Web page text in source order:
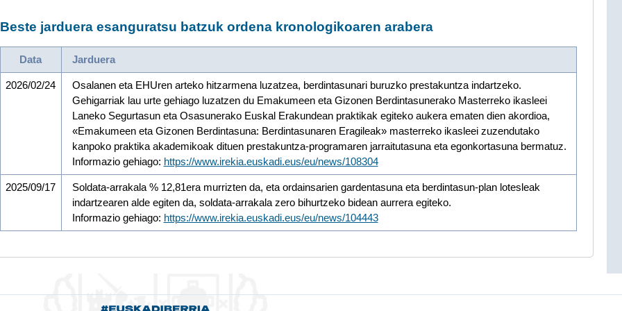
Beste jarduera esanguratsu batzuk ordena kronologikoaren arabera
Data Jarduera
2026/02/24
Osalanen eta EHUren arteko hitzarmena luzatzea, berdintasunari buruzko prestakuntza indartzeko.
Gehigarriak lau urte gehiago luzatzen du Emakumeen eta Gizonen Berdintasunerako Masterreko ikasleei
Laneko Segurtasun eta Osasunerako Euskal Erakundean praktikak egiteko aukera ematen dien akordioa,
«Emakumeen eta Gizonen Berdintasuna: Berdintasunaren Eragileak» masterreko ikasleei zuzendutako
kanpoko praktika akademikoak dituen prestakuntza-programaren jarraitutasuna eta egonkortasuna bermatuz.
Informazio gehiago: https://www.irekia.euskadi.eus/eu/news/108304
2025/09/17
Soldata-arrakala % 12,81era murrizten da, eta ordainsarien gardentasuna eta berdintasun-plan lotesleak
indartzearen alde egiten da, soldata-arrakala zero bihurtzeko bidean aurrera egiteko.
Informazio gehiago: https://www.irekia.euskadi.eus/eu/news/104443